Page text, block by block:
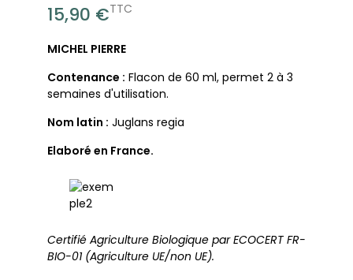
15,90 €TTC
MICHEL PIERRE
Contenance : Flacon de 60 ml, permet 2 à 3
semaines d'utilisation.
Nom latin : Juglans regia
Elaboré en France.
Certifié Agriculture Biologique par ECOCERT FR-
BIO-01 (Agriculture UE/non UE).